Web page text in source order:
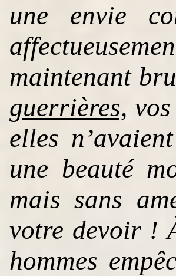
une envie
maintenant
guerrières,
elles
une beauté
mais sans
votre devoir !
hommes